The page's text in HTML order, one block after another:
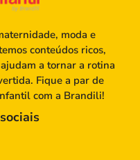
moda e
conteúdos ricos,
a tornar a rotina
Fique a par de
com a Brandili!